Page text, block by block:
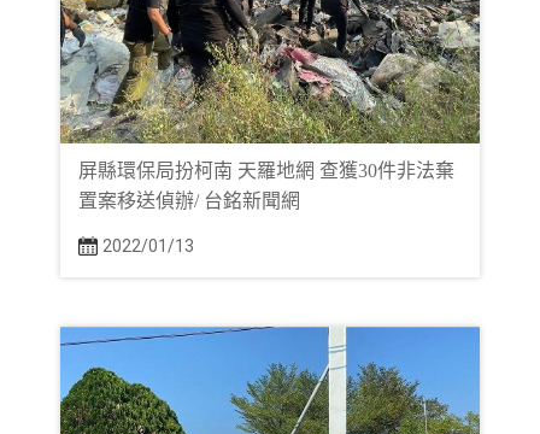
屏縣環保局扮柯南 天羅地網 查獲30件非法棄
置案移送偵辦/ 台銘新聞網
2022/01/13